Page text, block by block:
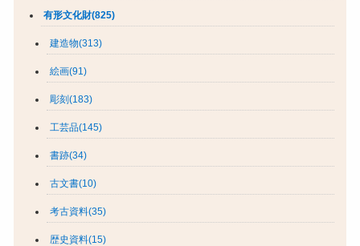
有形文化財(825)
建造物(313)
絵画(91)
彫刻(183)
工芸品(145)
書跡(34)
古文書(10)
考古資料(35)
歴史資料(15)